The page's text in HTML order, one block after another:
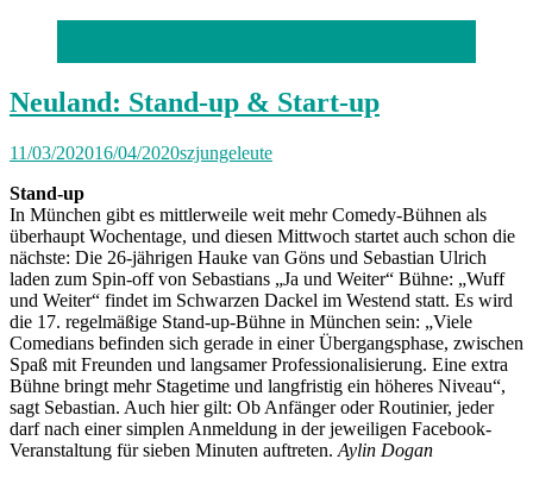
Neuland: Stand-up & Start-up
11/03/202016/04/2020szjungeleute
Stand-up
In München gibt es mittlerweile weit mehr Comedy-Bühnen als
überhaupt Wochentage, und diesen Mittwoch startet auch schon die
nächste: Die 26-jährigen Hauke van Göns und Sebastian Ulrich
laden zum Spin-off von Sebastians „Ja und Weiter“ Bühne: „Wuff
und Weiter“ findet im Schwarzen Dackel im Westend statt. Es wird
die 17. regelmäßige Stand-up-Bühne in München sein: „Viele
Comedians befinden sich gerade in einer Übergangsphase, zwischen
Spaß mit Freunden und langsamer Professionalisierung. Eine extra
Bühne bringt mehr Stagetime und langfristig ein höheres Niveau“,
sagt Sebastian. Auch hier gilt: Ob Anfänger oder Routinier, jeder
darf nach einer simplen Anmeldung in der jeweiligen Facebook-
Veranstaltung für sieben Minuten auftreten. Aylin Dogan